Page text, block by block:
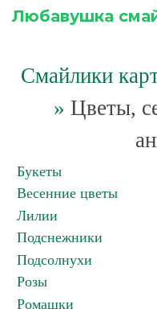
Любавушка
Смайлики
» Цветы,
Букеты
Весенние цветы
Лилии
Подснежники
Подсолнухи
Розы
Ромашки